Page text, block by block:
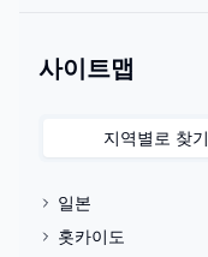
사이트맵
지역별로 찾기
일본
홋카이도